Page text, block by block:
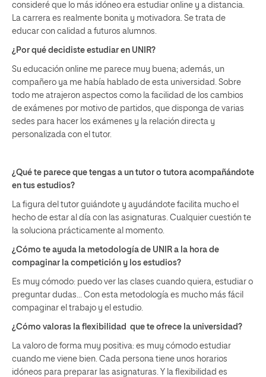
consideré que lo más idóneo era estudiar online y a distancia.
La carrera es realmente bonita y motivadora. Se trata de
educar con calidad a futuros alumnos.
¿Por qué decidiste estudiar en UNIR?
Su educación online me parece muy buena; además, un
compañero ya me había hablado de esta universidad. Sobre
todo me atrajeron aspectos como la facilidad de los cambios
de exámenes por motivo de partidos, que disponga de varias
sedes para hacer los exámenes y la relación directa y
personalizada con el tutor.
¿Qué te parece que tengas a un tutor o tutora acompañándote
en tus estudios?
La figura del tutor guiándote y ayudándote facilita mucho el
hecho de estar al día con las asignaturas. Cualquier cuestión te
la soluciona prácticamente al momento.
¿Cómo te ayuda la metodología de UNIR a la hora de
compaginar la competición y los estudios?
Es muy cómodo: puedo ver las clases cuando quiera, estudiar o
preguntar dudas… Con esta metodología es mucho más fácil
compaginar el trabajo y el estudio.
¿Cómo valoras la flexibilidad que te ofrece la universidad?
La valoro de forma muy positiva: es muy cómodo estudiar
cuando me viene bien. Cada persona tiene unos horarios
idóneos para preparar las asignaturas. Y la flexibilidad es